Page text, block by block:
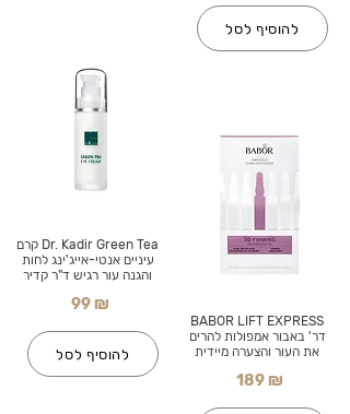
Dr. Kadir Green Tea קרם
עיניים אנטי-אייג'ינג לחות
והגנה עור רגיש ד"ר קדיר
99 ₪
להוסיף לסל
להוסיף לסל
BABOR LIFT EXPRESS
דר' באבור אמפולות להרים
את העור והצערה מיידית
189 ₪